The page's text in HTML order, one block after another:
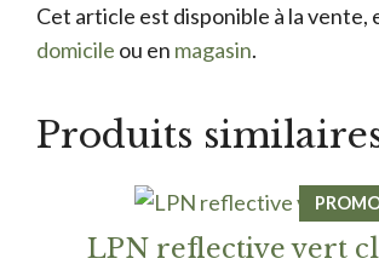
Cet article est disponible à la vente,
domicile ou en magasin.
Produits
LPN reflective vert